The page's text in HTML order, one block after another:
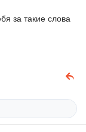
за такие слова